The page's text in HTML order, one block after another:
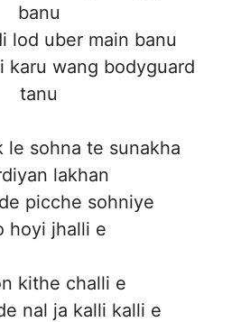
banu
lod uber main banu
karu wang bodyguard
tanu
le sohna te sunakha
lakhan
picche sohniye
hoyi jhalli e
kithe challi e
nal ja kalli kalli e